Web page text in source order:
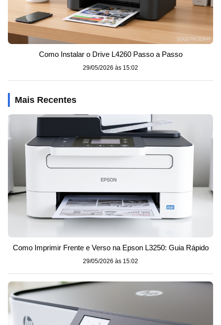
Como Instalar o Drive L4260 Passo a Passo
29/05/2026 às 15:02
Mais Recentes
Como Imprimir Frente e Verso na Epson L3250: Guia Rápido
29/05/2026 às 15:02